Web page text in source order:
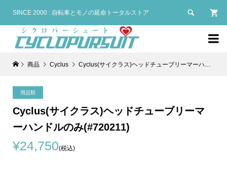
SINCE 2000 : 自転車とモノの延命トータルストア 

商品 Cyclus Cyclus(サイクラス)ヘッドチューブリーマーハンドルのみ(#720211)
用品類
Cyclus(サイクラス)ヘッドチューブリーマ
ーハンドルのみ(#720211)
¥24,750(税込)